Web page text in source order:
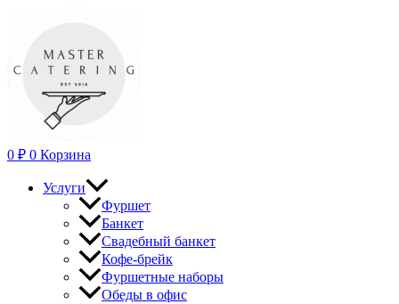
содержимому
0 ₽ 0 Корзина
Услуги
Фуршет
Банкет
Свадебный банкет
Кофе-брейк
Фуршетные наборы
Обеды в офис